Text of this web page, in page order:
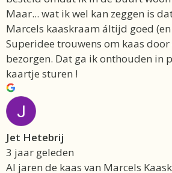
Maar... wat ik wel kan zeggen is
Marcels kaaskraam áltijd goed
Superidee trouwens om kaas
bezorgen. Dat ga ik onthouden in
kaartje sturen !
Jet Hetebrij
3 jaar geleden
Al jaren de kaas van Marcels